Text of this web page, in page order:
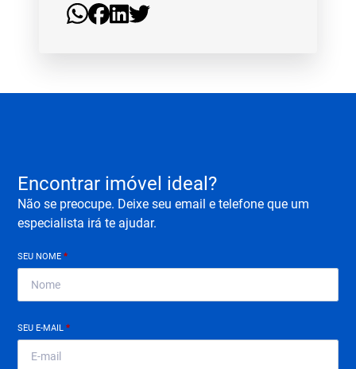
Encontrar imóvel ideal?
Não se preocupe. Deixe seu email e telefone que um
especialista irá te ajudar.
SEU NOME*
SEU E-MAIL*